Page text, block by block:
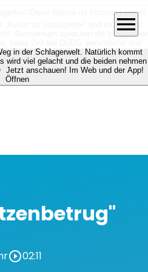
Diese Woche ist Norman Langen
ist schlagerfrei“ und es erwartet
Gemeinsam sprechen die beiden über
seine Zeit bei DSDS, persönliche und
in der Schlagerwelt. Natürlich kommt
wird viel gelacht und die beiden nehmen
anschauen! Im Web und der App!
Öffnen
menu
play_circle_outline02:11